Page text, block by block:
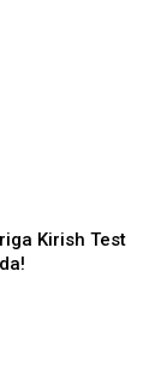
Kirish Test